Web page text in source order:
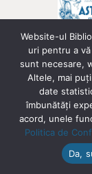
Str.
SIBIU
Tel:
Fax:
Email:
Website-ul
uri pentru a
sunt necesare,
Altele, mai
date
îmbunătăți
acord, unele
Politica de
Da,